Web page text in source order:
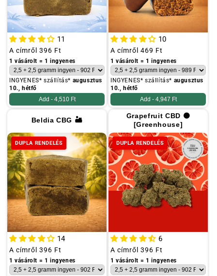
11
Szokásos
ár
A címről 396 Ft
1 vásárolt = 1 ingyenes
INGYENES* szállítás* augusztus
10., hétfő
Add - 4,510 Ft
10
Szokásos
ár
A címről 469 Ft
1 vásárolt = 1 ingyenes
INGYENES* szállítás* augusztus
10., hétfő
Add - 4,947 Ft
Beldia CBG 🏜️
DUPLA RENDELÉS
14
Szokásos
ár
A címről 396 Ft
1 vásárolt = 1 ingyenes
Grapefruit CBD 🟠
[Greenhouse]
DUPLA RENDELÉS
6
Szokásos
ár
A címről 396 Ft
1 vásárolt = 1 ingyenes